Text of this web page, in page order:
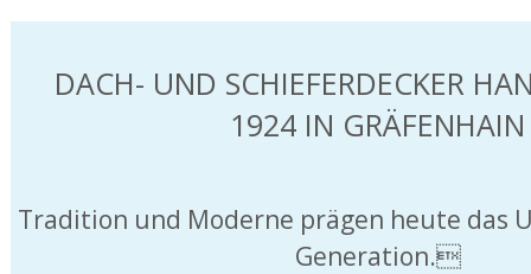
DACH- UND SCHIEFERDECKER
1924 IN GRÄFENHAIN
Tradition und Moderne prägen heute das
Generation.